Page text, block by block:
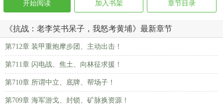
开始阅读 加入书架 章节目录
《抗战：老李笑书呆子，我怒考黄埔》最新章节
第712章 装甲重炮摩步团、主动出击！
第711章 闪电战、焦土、向林征求援！
第710章 所谓中立、底牌、帮场子！
第709章 海军游戈、封锁、矿脉换资源！